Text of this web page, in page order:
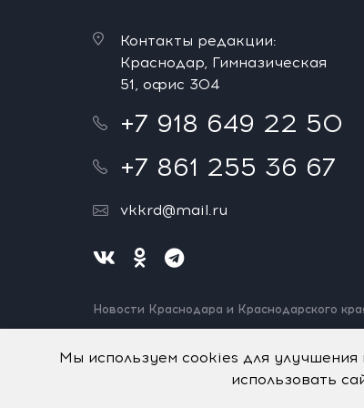
Контакты редакции:
Краснодар, Гимназическая
51, офис 304
+7 918 649 22 50
+7 861 255 36 67
vkkrd@mail.ru
Новости Краснодара и Краснодарского
Нашли ошибку? Выделите и нажмите
Мы используем cookies для
использовать